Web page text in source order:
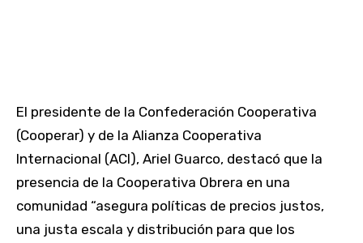
El presidente de la Confederación Cooperativa
(Cooperar) y de la Alianza Cooperativa
Internacional (ACI), Ariel Guarco, destacó que la
presencia de la Cooperativa Obrera en una
comunidad “asegura políticas de precios justos,
una justa escala y distribución para que los